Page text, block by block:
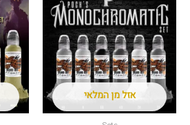
אזל מן המלאי